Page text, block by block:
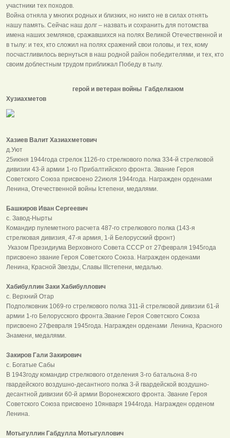
участники тех походов.
Война отняла у многих родных и близких, но никто не в силах отнять
нашу память. Сейчас наш долг – назвать и сохранить для потомства
имена наших земляков, сражавшихся на полях Великой Отечественной и
в тылу: и тех, кто сложил на полях сражений свои головы, и тех, кому
посчастливилось вернуться в наш родной район победителями, и тех, кто
своим доблестным трудом приближал Победу в тылу.
герой и ветеран войны Габделкаюм
Хузиахметов
Хазиев Валит Хазиахметович
д.Уют
25июня 1944года стрелок 1126-го стрелкового полка 334-й стрелковой
дивизии 43-й армии 1-го Прибалтийского фронта. Звание Героя
Советского Союза присвоено 22июля 1944года. Награжден орденами
Ленина, Отечественной войны Iстепени, медалями.
Башкиров Иван Сергеевич
с. Завод-Нырты
Командир пулеметного расчета 487-го стрелкового полка (143-я
стрелковая дивизия, 47-я армия, 1-й Белорусский фронт)
Указом Президиума Верховного Совета СССР от 27февраля 1945года
присвоено звание Героя Советского Союза. Награжден орденами
Ленина, Красной Звезды, Славы IIIстепени, медалью.
Хабибуллин Заки Хабибуллович
с. Верхний Отар
Подполковник 1069-го стрелкового полка 311-й стрелковой дивизии 61-й
армии 1-го Белорусского фронта.Звание Героя Советского Союза
присвоено 27февраля 1945года. Награжден орденами Ленина, Красного
Знамени, медалями.
Закиров Гали Закирович
с. Богатые Сабы
В 1943году командир стрелкового отделения 3-го батальона 8-го
гвардейского воздушно-десантного полка 3-й гвардейской воздушно-
десантной дивизии 60-й армии Воронежского фронта. Звание Героя
Советского Союза присвоено 10января 1944года. Награжден орденом
Ленина.
Мотыгуллин Габдулла Мотыгуллович